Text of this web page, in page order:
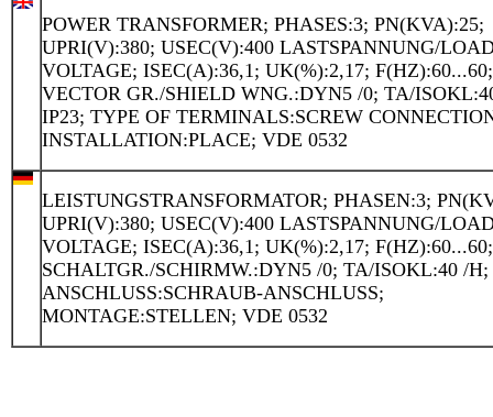
POWER TRANSFORMER; PHASES:3; PN(KVA):25;
UPRI(V):380; USEC(V):400 LASTSPANNUNG/
VOLTAGE; ISEC(A):36,1; UK(%):2,17; F(HZ):60...60;
VECTOR GR./SHIELD WNG.:DYN5 /0; TA/
IP23; TYPE OF TERMINALS:SCREW
INSTALLATION:PLACE; VDE 0532
LEISTUNGSTRANSFORMATOR; PHASEN:3;
UPRI(V):380; USEC(V):400 LASTSPANNUNG/
VOLTAGE; ISEC(A):36,1; UK(%):2,17; F(HZ):60...60;
SCHALTGR./SCHIRMW.:DYN5 /0; TA/ISOKL:40 /H;
ANSCHLUSS:SCHRAUB-ANSCHLUSS;
MONTAGE:STELLEN; VDE 0532